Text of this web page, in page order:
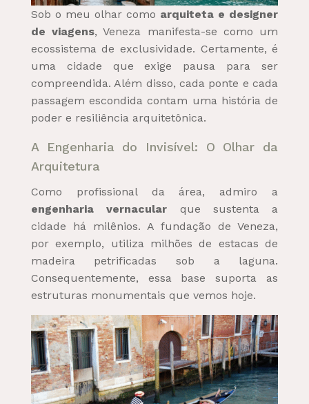
Sob o meu olhar como arquiteta e designer
de viagens, Veneza manifesta-se como um
ecossistema de exclusividade. Certamente, é
uma cidade que exige pausa para ser
compreendida. Além disso, cada ponte e cada
passagem escondida contam uma história de
poder e resiliência arquitetônica.
A Engenharia do Invisível: O Olhar da
Arquitetura
Como profissional da área, admiro a
engenharia vernacular que sustenta a
cidade há milênios. A fundação de Veneza,
por exemplo, utiliza milhões de estacas de
madeira petrificadas sob a laguna.
Consequentemente, essa base suporta as
estruturas monumentais que vemos hoje.